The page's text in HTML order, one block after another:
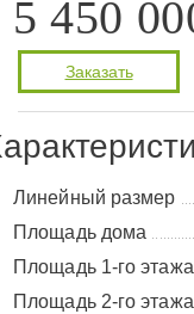
5 450
Заказать
Линейный размер
Площадь дома
Площадь 1-го этажа
Площадь 2-го этажа